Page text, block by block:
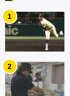
1
2